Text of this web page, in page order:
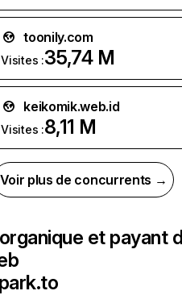
toonily.com
Visites :35,74 M
keikomik.web.id
Visites :8,11 M
Voir plus de concurrents →
et payant